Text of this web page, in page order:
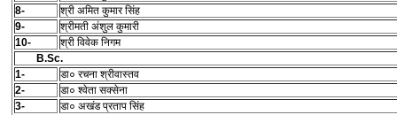
8-
श्री अमित कुमार सिंह
9-
श्रीमती अंशुल कुमारी
10-
श्री विवेक निगम
B.Sc.
1-
डा० रचना श्रीवास्तव
2-
डा० श्वेता सक्सेना
3-
डा० अखंड प्रताप सिंह